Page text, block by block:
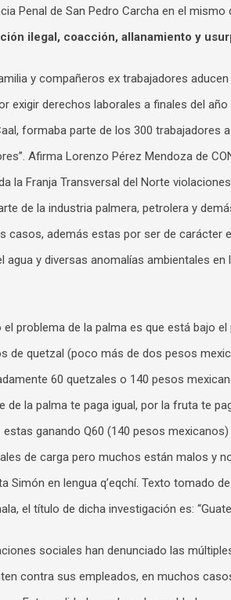
Penal de San Pedro Carcha en el
ilegal, coacción, allanamiento y
y compañeros ex trabajadores
exigir derechos laborales a finales del
formaba parte de los 300
Afirma Lorenzo Pérez Mendoza de
la Franja Transversal del Norte
de la industria palmera, petrolera y
casos, además estas por ser de carácter
agua y diversas anomalías ambientales en
el problema de la palma es que está bajo
de quetzal (poco más de dos pesos
60 quetzales o 140 pesos
de la palma te paga igual, por la fruta te
ganando Q60 (140 pesos
de carga pero muchos están malos y
Simón en lengua q’eqchí. Texto tomado
el título de dicha investigación es:
sociales han denunciado las
contra sus empleados, en muchos